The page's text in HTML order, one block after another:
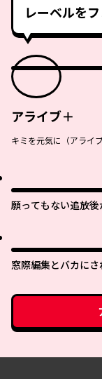
レーベルを
アライブ＋
キミを元気に（アライ
願ってもない追放
り行きで美少女ギ
なったらなぜかめ
かれた〜
窓際編集とバカに
た